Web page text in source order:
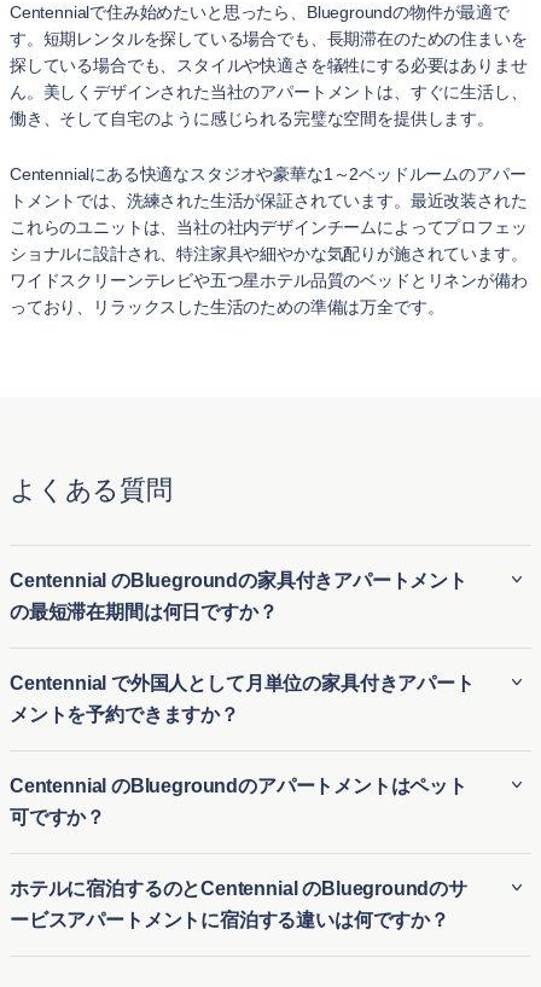
Centennialで住み始めたいと思ったら、Bluegroundの物件が最適で
す。短期レンタルを探している場合でも、長期滞在のための住まいを
探している場合でも、スタイルや快適さを犠牲にする必要はありませ
ん。美しくデザインされた当社のアパートメントは、すぐに生活し、
働き、そして自宅のように感じられる完璧な空間を提供します。
Centennialにある快適なスタジオや豪華な1～2ベッドルームのアパー
トメントでは、洗練された生活が保証されています。最近改装された
これらのユニットは、当社の社内デザインチームによってプロフェッ
ショナルに設計され、特注家具や細やかな気配りが施されています。
ワイドスクリーンテレビや五つ星ホテル品質のベッドとリネンが備わ
っており、リラックスした生活のための準備は万全です。
よくある質問
Centennial のBluegroundの家具付きアパートメント
の最短滞在期間は何日ですか？
低30 泊の滞在が必要です。そのため、Centennial の長期家
具付き賃貸にも、短期滞在用の一時的な住居にも最適です。
引っ越しや長期滞在の訪問など、さまざまな滞在期間に対応
する柔軟性があります。
Centennial で外国人として月単位の家具付きアパート
メントを予約できますか？
ート賃貸を簡単に予約できます。ビジネスやレジャーのため
にCentennial の仮住まいを探している方に、柔軟で便利な一
時的な住居を提供します。初めての街でも、長期の契約なし
で快適な家具付き住宅に簡単に入居できます。
Centennial のBluegroundのアパートメントはペット
可ですか？
で、愛犬や愛猫と一緒に快適な生活を送ることができます。
Centennial のペット可アパートは、ペットに適した公園や設
備の近くに位置する物件が多く、ペットオーナーが安心して
ホテルに宿泊するのとCentennial のBluegroundのサ
ービスアパートメントに宿泊する違いは何ですか？